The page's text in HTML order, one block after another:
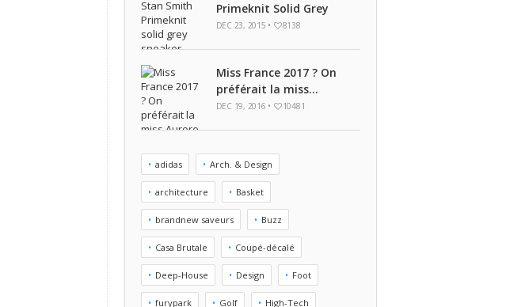
Primeknit Solid Grey
DEC 23, 2015 • 8138
Miss France 2017 ? On
préférait la miss…
DEC 19, 2016 • 10481
adidas Arch. & Design
architecture Basket
brandnew saveurs Buzz
Casa Brutale Coupé-décalé
Deep-House Design Foot
furypark Golf High-Tech